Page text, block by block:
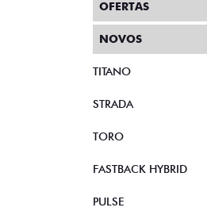
OFERTAS
NOVOS
TITANO
STRADA
TORO
FASTBACK HYBRID
PULSE